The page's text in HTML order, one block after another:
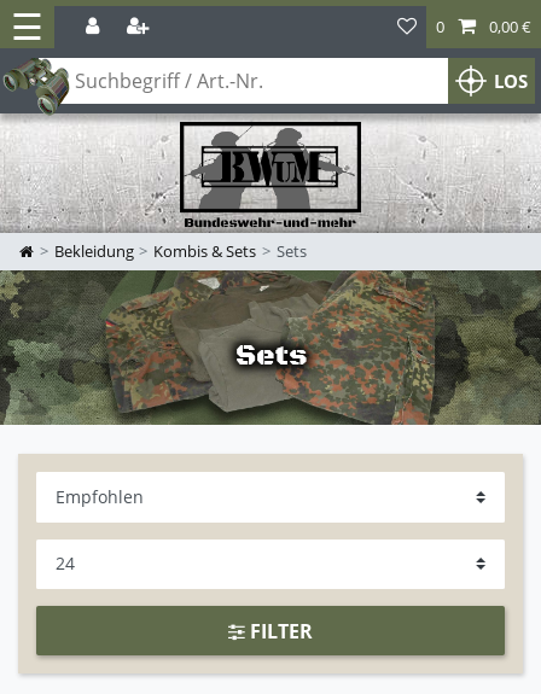
☰
LOS
0 0,00 €
Bekleidung Kombis & Sets Sets
Sets
FILTER